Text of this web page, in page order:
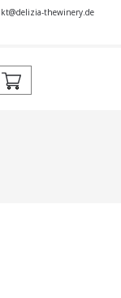
thewinery.de